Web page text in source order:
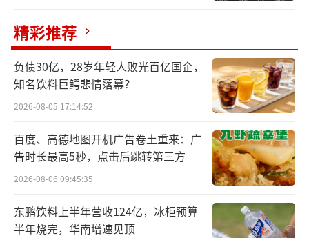
看到这，肯定会有老铁说，光会拣好的
说，收入不是还下滑12.09%吗？
收入下滑主要是由于锂价下行，导致成本
端和收入端均同比大幅下滑，这个数据通过半
年报来看更直观。
精彩推荐
负债30亿，28岁年轻人败光百亿国企，
知名饮料巨鳄悲情落幕？
2026-08-05 17:14:52
百度、高德地图开机广告卷土重来：广
告时长最高5秒，点击后跳转第三方
2026-08-06 09:45:35
东鹏饮料上半年营收124亿，冰柜预算
半年烧完，华南增速见顶